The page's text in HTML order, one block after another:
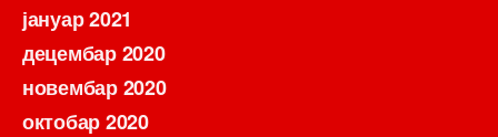
јануар 2021
децембар 2020
новембар 2020
октобар 2020